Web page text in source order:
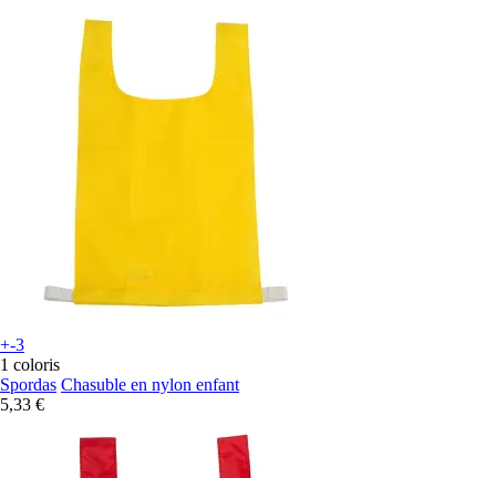
+-3
1 coloris
Spordas Chasuble en nylon enfant
5,33 €